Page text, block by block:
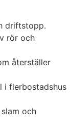
driftstopp.
rör och
återställer
i flerbostadshus
och